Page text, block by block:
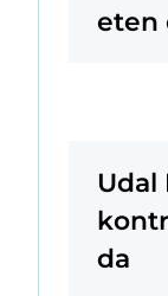
eten
Udal
da